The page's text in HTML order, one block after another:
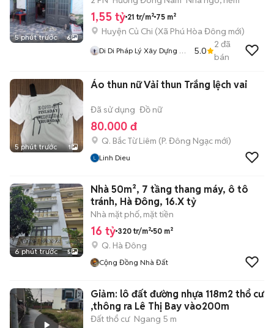
5 phút trước 6
1,55 tỷ 21 tr/m² 75 m²
Huyện Củ Chi (Xã Phú Hòa Đông mới)
Di Di Pháp Lý Xây Dựng Củ
5.0
2 đã
bán
5 phút trước 1
Áo thun nữ Vải thun Trắng lệch vai
Đã sử dụng Đồ nữ
80.000 đ
Q. Bắc Từ Liêm (P. Đông Ngạc mới)
Linh Dieu
6 phút trước 5
Nhà 50m², 7 tầng thang máy, ô tô
tránh, Hà Đông, 16.X tỷ
Nhà mặt phố, mặt tiền
16 tỷ 320 tr/m² 50 m²
Q. Hà Đông
Cộng Đồng Nhà Đất
Giảm: lô đất đường nhựa 118m2 thổ cư
,thông ra Lê Thị Bay vào200m
Đất thổ cư Ngang 5 m